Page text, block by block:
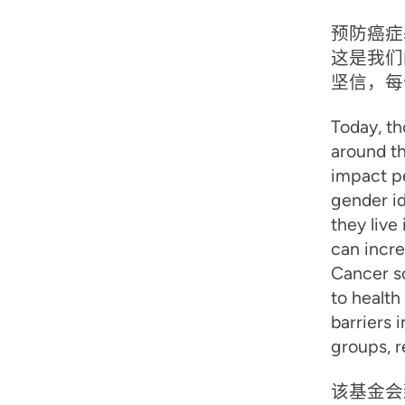
预防癌
这是我
坚信，
Today,
around
impact
gender
they live
can
Cancer
to
barriers
groups,
该基金